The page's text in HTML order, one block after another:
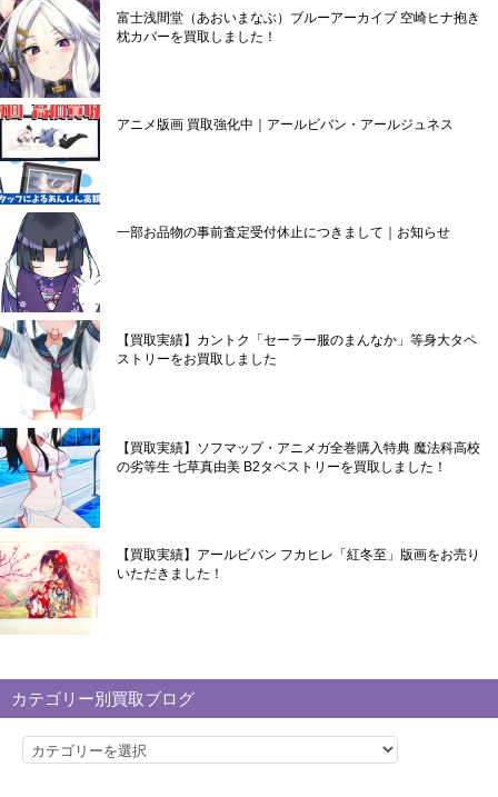
富士浅間堂（あおいまなぶ）ブルーアーカイブ 空崎ヒナ抱き
枕カバーを買取しました！
アニメ版画 買取強化中｜アールビバン・アールジュネス
一部お品物の事前査定受付休止につきまして｜お知らせ
【買取実績】カントク「セーラー服のまんなか」等身大タペ
ストリーをお買取しました
【買取実績】ソフマップ・アニメガ全巻購入特典 魔法科高校
の劣等生 七草真由美 B2タペストリーを買取しました！
【買取実績】アールビバン フカヒレ「紅冬至」版画をお売り
いただきました！
カテゴリー別買取ブログ
カ